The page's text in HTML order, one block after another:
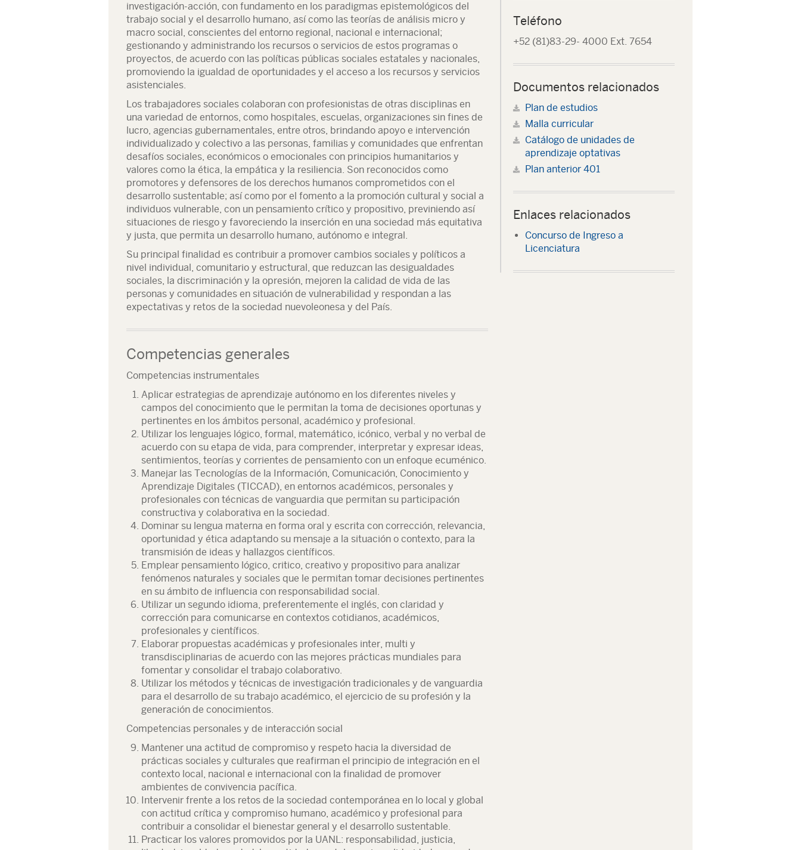
investigación-acción, con fundamento en los paradigmas epistemológicos del
trabajo social y el desarrollo humano, así como las teorías de análisis micro y
macro social, conscientes del entorno regional, nacional e internacional;
gestionando y administrando los recursos o servicios de estos programas o
proyectos, de acuerdo con las políticas públicas sociales estatales y nacionales,
promoviendo la igualdad de oportunidades y el acceso a los recursos y servicios
asistenciales.
Los trabajadores sociales colaboran con profesionistas de otras disciplinas en
una variedad de entornos, como hospitales, escuelas, organizaciones sin fines de
lucro, agencias gubernamentales, entre otros, brindando apoyo e intervención
individualizado y colectivo a las personas, familias y comunidades que enfrentan
desafíos sociales, económicos o emocionales con principios humanitarios y
valores como la ética, la empática y la resiliencia. Son reconocidos como
promotores y defensores de los derechos humanos comprometidos con el
desarrollo sustentable; así como por el fomento a la promoción cultural y social a
individuos vulnerable, con un pensamiento crítico y propositivo, previniendo así
situaciones de riesgo y favoreciendo la inserción en una sociedad más equitativa
y justa, que permita un desarrollo humano, autónomo e integral.
Su principal finalidad es contribuir a promover cambios sociales y políticos a
nivel individual, comunitario y estructural, que reduzcan las desigualdades
sociales, la discriminación y la opresión, mejoren la calidad de vida de las
personas y comunidades en situación de vulnerabilidad y respondan a las
expectativas y retos de la sociedad nuevoleonesa y del País.
Competencias generales
Competencias instrumentales
Aplicar estrategias de aprendizaje autónomo en los diferentes niveles y
campos del conocimiento que le permitan la toma de decisiones oportunas y
pertinentes en los ámbitos personal, académico y profesional.
Utilizar los lenguajes lógico, formal, matemático, icónico, verbal y no verbal de
acuerdo con su etapa de vida, para comprender, interpretar y expresar ideas,
sentimientos, teorías y corrientes de pensamiento con un enfoque ecuménico.
Manejar las Tecnologías de la Información, Comunicación, Conocimiento y
Aprendizaje Digitales (TICCAD), en entornos académicos, personales y
profesionales con técnicas de vanguardia que permitan su participación
constructiva y colaborativa en la sociedad.
Dominar su lengua materna en forma oral y escrita con corrección, relevancia,
oportunidad y ética adaptando su mensaje a la situación o contexto, para la
transmisión de ideas y hallazgos científicos.
Emplear pensamiento lógico, critico, creativo y propositivo para analizar
fenómenos naturales y sociales que le permitan tomar decisiones pertinentes
en su ámbito de influencia con responsabilidad social.
Utilizar un segundo idioma, preferentemente el inglés, con claridad y
corrección para comunicarse en contextos cotidianos, académicos,
profesionales y científicos.
Elaborar propuestas académicas y profesionales inter, multi y
transdisciplinarias de acuerdo con las mejores prácticas mundiales para
fomentar y consolidar el trabajo colaborativo.
Utilizar los métodos y técnicas de investigación tradicionales y de vanguardia
para el desarrollo de su trabajo académico, el ejercicio de su profesión y la
generación de conocimientos.
Competencias personales y de interacción social
Mantener una actitud de compromiso y respeto hacia la diversidad de
prácticas sociales y culturales que reafirman el principio de integración en el
contexto local, nacional e internacional con la finalidad de promover
ambientes de convivencia pacífica.
Intervenir frente a los retos de la sociedad contemporánea en lo local y global
con actitud crítica y compromiso humano, académico y profesional para
contribuir a consolidar el bienestar general y el desarrollo sustentable.
Practicar los valores promovidos por la UANL: responsabilidad, justicia,
Teléfono
+52 (81)83-29- 4000 Ext. 7654
Documentos relacionados
Plan de estudios
Malla curricular
Catálogo de unidades de
aprendizaje optativas
Plan anterior 401
Enlaces relacionados
Concurso de Ingreso a
Licenciatura